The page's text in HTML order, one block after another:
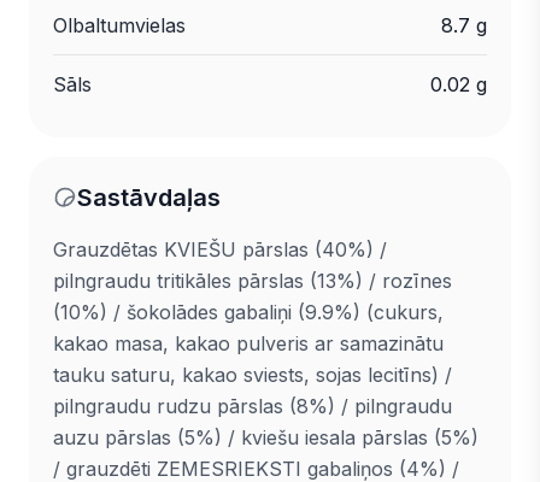
Olbaltumvielas 8.7 g
Sāls 0.02 g
Sastāvdaļas
Grauzdētas KVIEŠU pārslas (40%) /
pilngraudu tritikāles pārslas (13%) / rozīnes
(10%) / šokolādes gabaliņi (9.9%) (cukurs,
kakao masa, kakao pulveris ar samazinātu
tauku saturu, kakao sviests, sojas lecitīns) /
pilngraudu rudzu pārslas (8%) / pilngraudu
auzu pārslas (5%) / kviešu iesala pārslas (5%)
/ grauzdēti ZEMESRIEKSTI gabaliņos (4%) /